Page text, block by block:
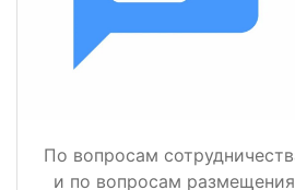
По вопросам
и по вопросам размещения